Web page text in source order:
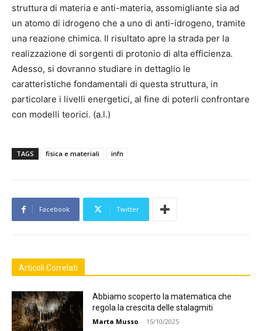
struttura di materia e anti-materia, assomigliante sia ad
un atomo di idrogeno che a uno di anti-idrogeno, tramite
una reazione chimica. Il risultato apre la strada per la
realizzazione di sorgenti di protonio di alta efficienza.
Adesso, si dovranno studiare in dettaglio le
caratteristiche fondamentali di questa struttura, in
particolare i livelli energetici, al fine di poterli confrontare
con modelli teorici. (a.l.)
TAGS fisica e materiali infn
Facebook Twitter
Articoli Correlati
Abbiamo scoperto la matematica che
regola la crescita delle stalagmiti
Marta Musso - 15/10/2025